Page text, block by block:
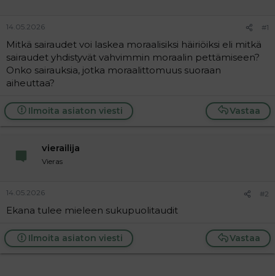
t
u
n
a
l
i
t
t
j
a
n
v
i
t
i
14.05.2026 #1
Mitkä sairaudet voi laskea moraalisiksi häiriöiksi eli mitkä
sairaudet yhdistyvät vahvimmin moraalin pettämiseen?
Onko sairauksia, jotka moraalittomuus suoraan
aiheuttaa?
Vastaa
Ilmoita asiaton viesti
vierailija
Vieras
14.05.2026 #2
Ekana tulee mieleen sukupuolitaudit
Vastaa
Ilmoita asiaton viesti